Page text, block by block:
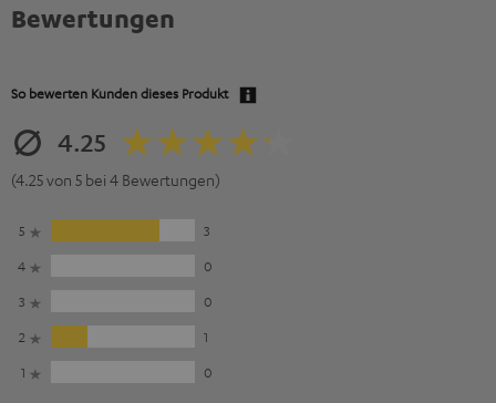
Bewertungen
So bewerten Kunden dieses Produkt
4.25
(4.25 von 5 bei 4 Bewertungen)
5
3
4
0
3
0
2
1
1
0